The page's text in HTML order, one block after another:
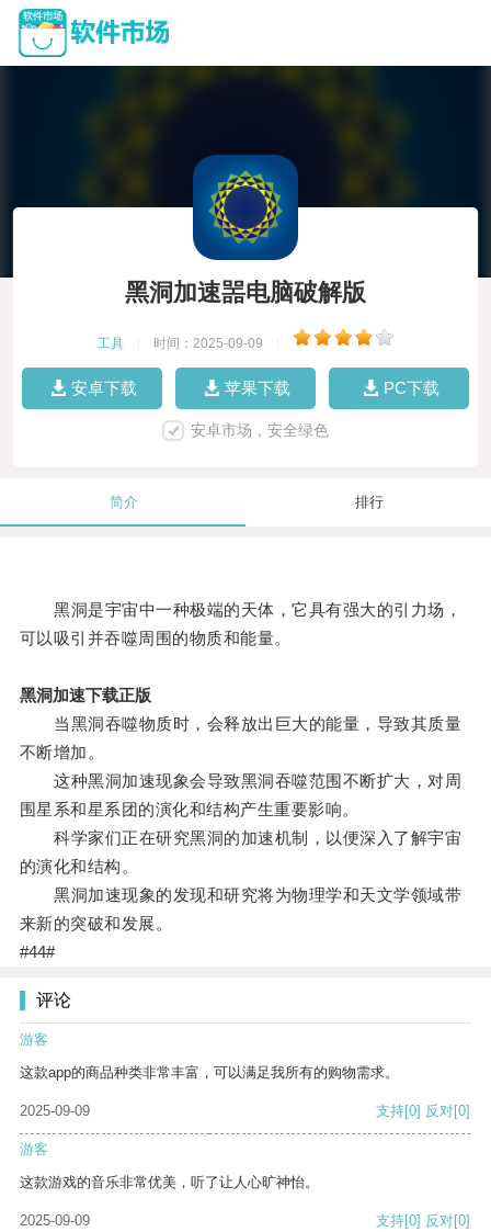
黑洞加速噐电脑破解版
工具 时间：2025-09-09
安卓下载 苹果下载 PC下载
安卓市场，安全绿色
简介 排行
黑洞是宇宙中一种极端的天体，它具有强大的引力场，
可以吸引并吞噬周围的物质和能量。
黑洞加速下载正版
当黑洞吞噬物质时，会释放出巨大的能量，导致其质量
不断增加。
这种黑洞加速现象会导致黑洞吞噬范围不断扩大，对周
围星系和星系团的演化和结构产生重要影响。
科学家们正在研究黑洞的加速机制，以便深入了解宇宙
的演化和结构。
黑洞加速现象的发现和研究将为物理学和天文学领域带
来新的突破和发展。
#44#
评论
游客
这款app的商品种类非常丰富，可以满足我所有的购物需求。
2025-09-09 支持[0] 反对[0]
游客
这款游戏的音乐非常优美，听了让人心旷神怡。
2025-09-09 支持[0] 反对[0]